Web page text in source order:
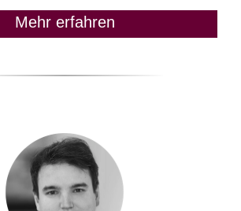
Mehr erfahren